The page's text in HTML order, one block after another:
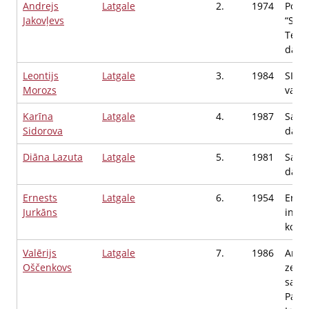
Andrejs
Jakovļevs
Latgale 2. 1974
Leontijs
Morozs
Latgale 3. 1984
SIA
Karīna
Sidorova
Latgale 4. 1987
Diāna Lazuta
Latgale 5. 1981
Ernests
Jurkāns
Latgale 6. 1954
Valērijs
Oščenkovs
Latgale 7. 1986